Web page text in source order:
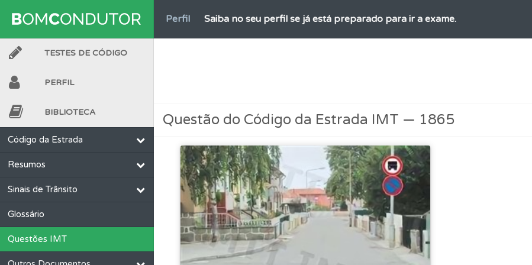
Perfil Saiba no seu perfil se já está preparado para ir a exame.
Ajuda Use os atalhos de teclado para responder aos testes mais rapidamente.
Ajuda Consulte a ajuda se tiver dúvidas relacionadas com a plataforma.
Perfil O Índice Bom Condutor dá-lhe uma ideia da sua preparação para o exame.
TESTES DE CÓDIGO
PERFIL
BIBLIOTECA
Código da Estrada
Resumos
Sinais de Trânsito
Glossário
Questões IMT
Questão do Código da Estrada IMT — 1865